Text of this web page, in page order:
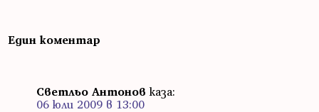
Един коментар
Светльо Антонов каза:
06 юли 2009 в 13:00